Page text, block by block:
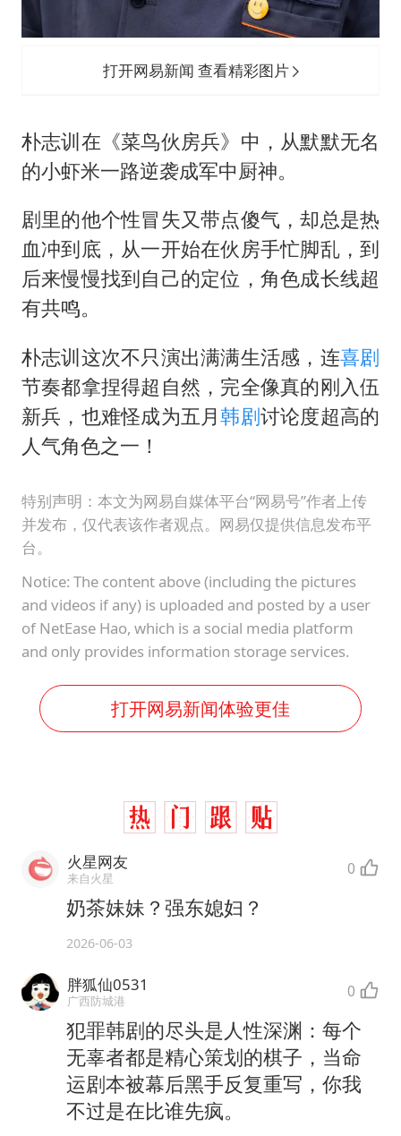
打开网易新闻 查看精彩图片
朴志训在《菜鸟伙房兵》中，从默默无名
的小虾米一路逆袭成军中厨神。
剧里的他个性冒失又带点傻气，却总是热
血冲到底，从一开始在伙房手忙脚乱，到
后来慢慢找到自己的定位，角色成长线超
有共鸣。
朴志训这次不只演出满满生活感，连喜剧
节奏都拿捏得超自然，完全像真的刚入伍
新兵，也难怪成为五月韩剧讨论度超高的
人气角色之一！
特别声明：本文为网易自媒体平台“网易号”作者上传
并发布，仅代表该作者观点。网易仅提供信息发布平
台。
Notice: The content above (including the pictures
and videos if any) is uploaded and posted by a user
of NetEase Hao, which is a social media platform
and only provides information storage services.
打开网易新闻体验更佳
火星网友
来自火星 0
奶茶妹妹？强东媳妇？
2026-06-03
胖狐仙0531
广西防城港 0
犯罪韩剧的尽头是人性深渊：每个
无辜者都是精心策划的棋子，当命
运剧本被幕后黑手反复重写，你我
不过是在比谁先疯。